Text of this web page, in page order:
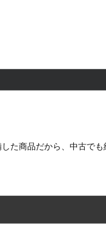
た商品だから、中古で